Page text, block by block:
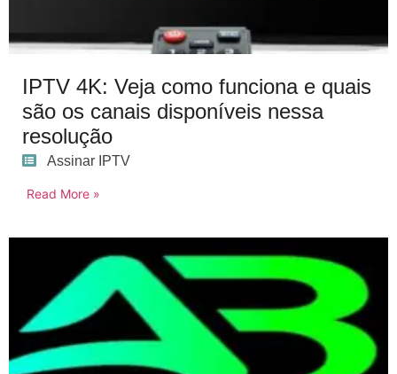
IPTV 4K: Veja como funciona e quais
são os canais disponíveis nessa
resolução
Assinar IPTV
Read More »